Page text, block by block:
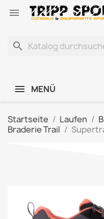

search
MENÜ
Startseite Laufen
Braderie Trail